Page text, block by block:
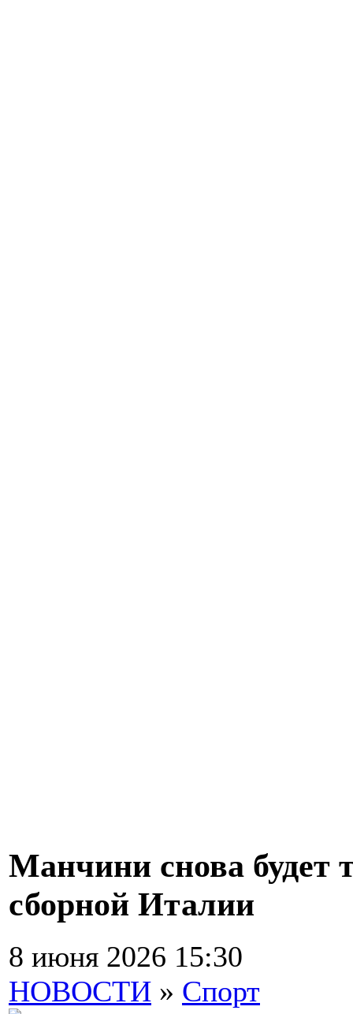
Манчини снова будет
сборной Италии
8 июня 2026 15:30
НОВОСТИ » Спорт